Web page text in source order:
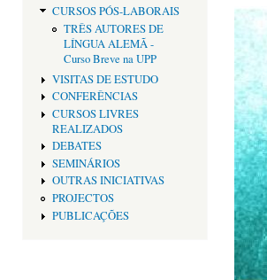
CURSOS PÓS-LABORAIS
TRÊS AUTORES DE
LÍNGUA ALEMÃ -
Curso Breve na UPP
VISITAS DE ESTUDO
CONFERÊNCIAS
CURSOS LIVRES
REALIZADOS
DEBATES
SEMINÁRIOS
OUTRAS INICIATIVAS
PROJECTOS
PUBLICAÇÕES